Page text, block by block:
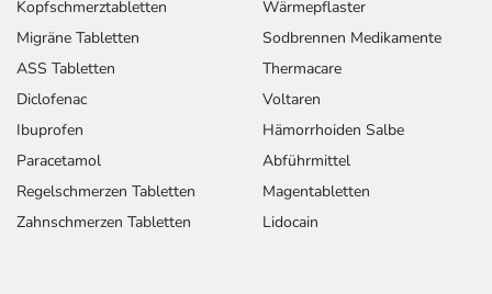
Kopfschmerztabletten
Migräne Tabletten
ASS Tabletten
Diclofenac
Ibuprofen
Paracetamol
Regelschmerzen Tabletten
Zahnschmerzen Tabletten
Wärmepflaster
Sodbrennen Medikamente
Thermacare
Voltaren
Hämorrhoiden Salbe
Abführmittel
Magentabletten
Lidocain